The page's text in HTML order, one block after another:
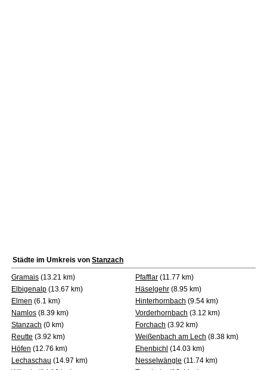
Städte im Umkreis von Stanzach
Gramais (13.21 km) Pfafflar (11.77 km)
Elbigenalp (13.67 km) Häselgehr (8.95 km)
Elmen (6.1 km) Hinterhornbach (9.54 km)
Namlos (8.39 km) Vorderhornbach (3.12 km)
Stanzach (0 km) Forchach (3.92 km)
Reutte (3.92 km) Weißenbach am Lech (8.38 km)
Höfen (12.76 km) Ehenbichl (14.03 km)
Lechaschau (14.97 km) Nesselwängle (11.74 km)